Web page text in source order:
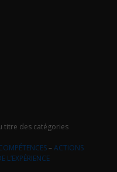
titre des catégories
–ACTIONS
L’EXPÉRIENCE